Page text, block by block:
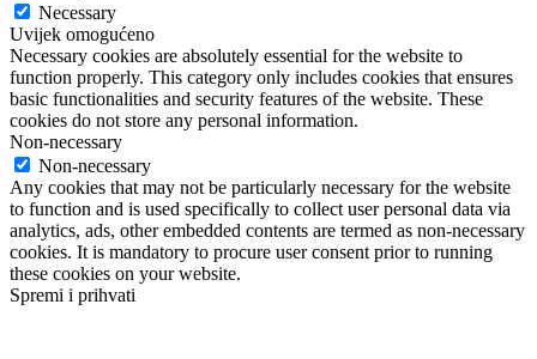
Necessary
Uvijek omogućeno
Necessary cookies are absolutely essential for the website to
function properly. This category only includes cookies that ensures
basic functionalities and security features of the website. These
cookies do not store any personal information.
Non-necessary
Non-necessary
Any cookies that may not be particularly necessary for the website
to function and is used specifically to collect user personal data via
analytics, ads, other embedded contents are termed as non-necessary
cookies. It is mandatory to procure user consent prior to running
these cookies on your website.
Spremi i prihvati